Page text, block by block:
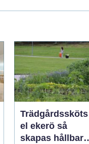
Trädgårdssköts
el ekerö så
skapas hållbara